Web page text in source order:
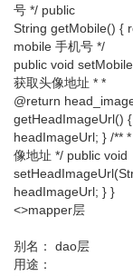
号 */ public
String getMobile() {
mobile 手机号 */
public void
获取头像地址 * *
@return
getHeadImageUrl()
headImageUrl; } /**
像地址 */ public void
headImageUrl; } }
<>mapper层
别名： dao层
用途：